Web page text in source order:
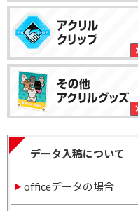
データ入稿について
officeデータの場合